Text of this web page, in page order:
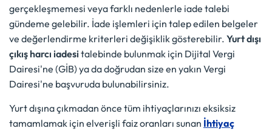
gerçekleşmemesi veya farklı nedenlerle iade talebi
gündeme gelebilir. İade işlemleri için talep edilen belgeler
ve değerlendirme kriterleri değişiklik gösterebilir. Yurt dışı
çıkış harcı iadesi talebinde bulunmak için Dijital Vergi
Dairesi'ne (GİB) ya da doğrudan size en yakın Vergi
Dairesi'ne başvuruda bulunabilirsiniz.
Yurt dışına çıkmadan önce tüm ihtiyaçlarınızı eksiksiz
tamamlamak için elverişli faiz oranları sunan İhtiyaç